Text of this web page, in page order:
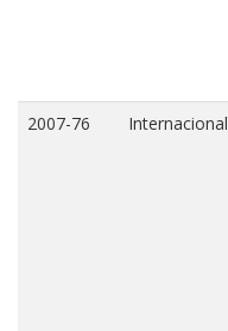
2007-76 Internacional